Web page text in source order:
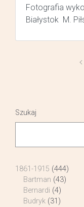
Fotografia
Białystok M.
Szukaj
1861-1915 (444)
Bartman (43)
Bernardi (4)
Budryk (31)